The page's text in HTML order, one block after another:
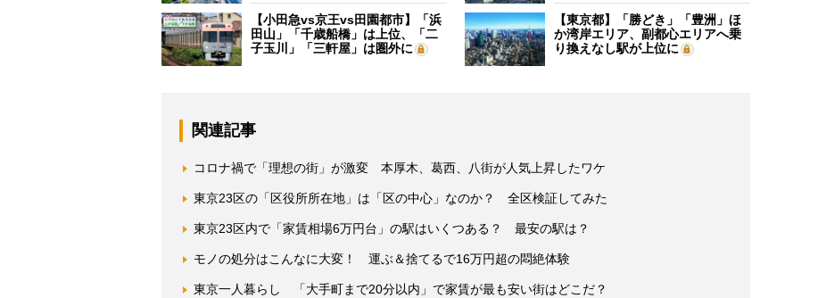
【小田急vs京王vs田園都市】「浜
田山」「千歳船橋」は上位、「二
子玉川」「三軒屋」は圏外に
【東京都】「勝どき」「豊洲」ほ
か湾岸エリア、副都心エリアへ乗
り換えなし駅が上位に
関連記事
コロナ禍で「理想の街」が激変 本厚木、葛西、八街が人気上昇したワケ
東京23区の「区役所所在地」は「区の中心」なのか？ 全区検証してみた
東京23区内で「家賃相場6万円台」の駅はいくつある？ 最安の駅は？
モノの処分はこんなに大変！ 運ぶ＆捨てるで16万円超の悶絶体験
東京一人暮らし 「大手町まで20分以内」で家賃が最も安い街はどこだ？